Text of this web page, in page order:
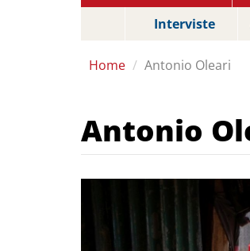
Interviste
Home Antonio Oleari
Antonio